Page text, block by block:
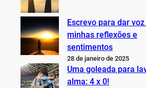
Escrevo para dar
minhas reflexões e
sentimentos
28 de janeiro de 2025
Uma goleada para
alma: 4 x 0!